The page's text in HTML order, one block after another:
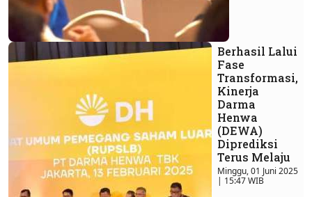
Berhasil Lalui
Fase
Transformasi,
Kinerja
Darma
Henwa
(DEWA)
Diprediksi
Terus Melaju
Minggu, 01 Juni 2025
| 15:47 WIB